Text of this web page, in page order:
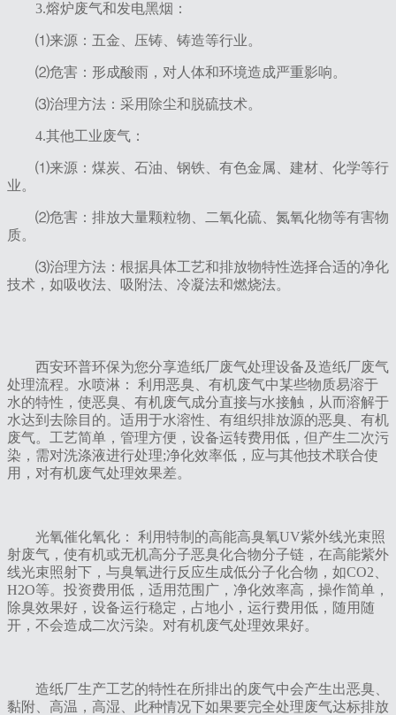
‌3.熔炉废气和发电黑烟‌：
⑴来源：五金、压铸、铸造等行业。
⑵危害：形成酸雨，对人体和环境造成严重影响。
⑶治理方法：采用除尘和脱硫技术。
4‌.其他工业废气‌：
⑴来源：煤炭、石油、钢铁、有色金属、建材、化学等行
业。
⑵危害：排放大量颗粒物、二氧化硫、氮氧化物等有害物
质。
⑶治理方法：根据具体工艺和排放物特性选择合适的净化
技术，如吸收法、吸附法、冷凝法和燃烧法。
西安环普环保为您分享造纸厂废气处理设备及造纸厂废气
处理流程。水喷淋： 利用恶臭、有机废气中某些物质易溶于
水的特性，使恶臭、有机废气成分直接与水接触，从而溶解于
水达到去除目的。适用于水溶性、有组织排放源的恶臭、有机
废气。工艺简单，管理方便，设备运转费用低，但产生二次污
染，需对洗涤液进行处理;净化效率低，应与其他技术联合使
用，对有机废气处理效果差。
光氧催化氧化： 利用特制的高能高臭氧UV紫外线光束照
射废气，使有机或无机高分子恶臭化合物分子链，在高能紫外
线光束照射下，与臭氧进行反应生成低分子化合物，如CO2、
H2O等。投资费用低，适用范围广，净化效率高，操作简单，
除臭效果好，设备运行稳定，占地小，运行费用低，随用随
开，不会造成二次污染。对有机废气处理效果好。
造纸厂生产工艺的特性在所排出的废气中会产生出恶臭、
黏附、高温，高湿、此种情况下如果要完全处理废气达标排放